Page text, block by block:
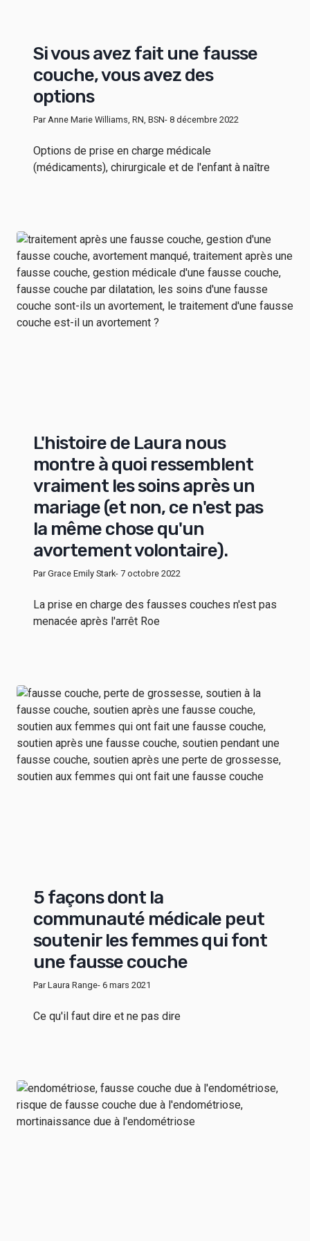
Si vous avez fait une fausse
couche, vous avez des
options
Par Anne Marie Williams, RN, BSN- 8 décembre 2022
Options de prise en charge médicale
(médicaments), chirurgicale et de l'enfant à naître
L'histoire de Laura nous
montre à quoi ressemblent
vraiment les soins après un
mariage (et non, ce n'est pas
la même chose qu'un
avortement volontaire).
Par Grace Emily Stark- 7 octobre 2022
La prise en charge des fausses couches n'est pas
menacée après l'arrêt Roe
5 façons dont la
communauté médicale peut
soutenir les femmes qui font
une fausse couche
Par Laura Range- 6 mars 2021
Ce qu'il faut dire et ne pas dire